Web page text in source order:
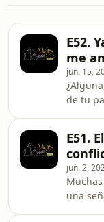
E52.
me
jun. 15,
de tu
dentro
ya no
E51.
jun. 2,
una